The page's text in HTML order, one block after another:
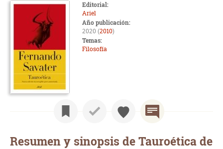
Editorial:
Ariel
Año publicación:
2020 (2010)
Temas:
Filosofía
Resumen y sinopsis de Tauroética de